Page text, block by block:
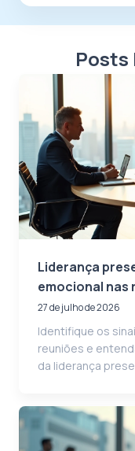
Posts
Liderança
emocional nas
27 de julho de 2026
Identifique os
reuniões e
da liderança